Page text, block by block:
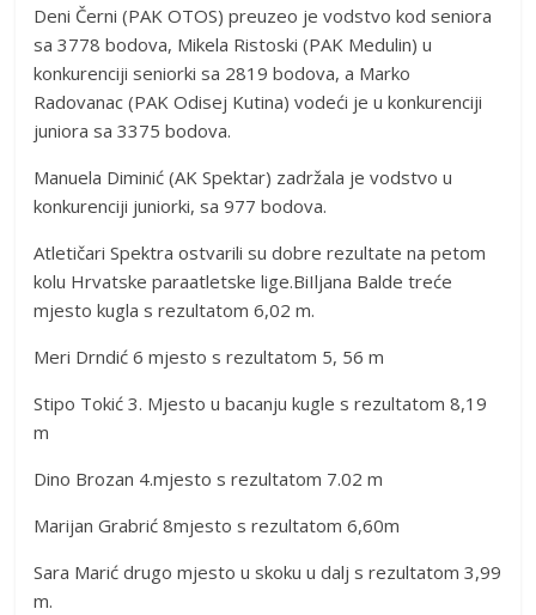
Deni Černi (PAK OTOS) preuzeo je vodstvo kod seniora
sa 3778 bodova, Mikela Ristoski (PAK Medulin) u
konkurenciji seniorki sa 2819 bodova, a Marko
Radovanac (PAK Odisej Kutina) vodeći je u konkurenciji
juniora sa 3375 bodova.
Manuela Diminić (AK Spektar) zadržala je vodstvo u
konkurenciji juniorki, sa 977 bodova.
Atletičari Spektra ostvarili su dobre rezultate na petom
kolu Hrvatske paraatletske lige.BiIljana Balde treće
mjesto kugla s rezultatom 6,02 m.
Meri Drndić 6 mjesto s rezultatom 5, 56 m
Stipo Tokić 3. Mjesto u bacanju kugle s rezultatom 8,19
m
Dino Brozan 4.mjesto s rezultatom 7.02 m
Marijan Grabrić 8mjesto s rezultatom 6,60m
Sara Marić drugo mjesto u skoku u dalj s rezultatom 3,99
m.